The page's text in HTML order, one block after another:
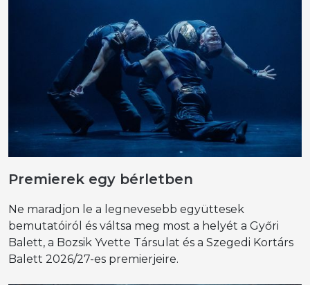
Premierek egy bérletben
Ne maradjon le a legnevesebb együttesek
bemutatóiról és váltsa meg most a helyét a Győri
Balett, a Bozsik Yvette Társulat és a Szegedi Kortárs
Balett 2026/27-es premierjeire.